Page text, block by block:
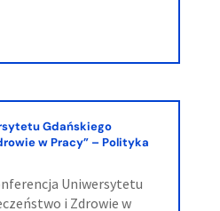
Gdańskiego
w Pracy” – Polityka
Uniwersytetu
i Zdrowie w